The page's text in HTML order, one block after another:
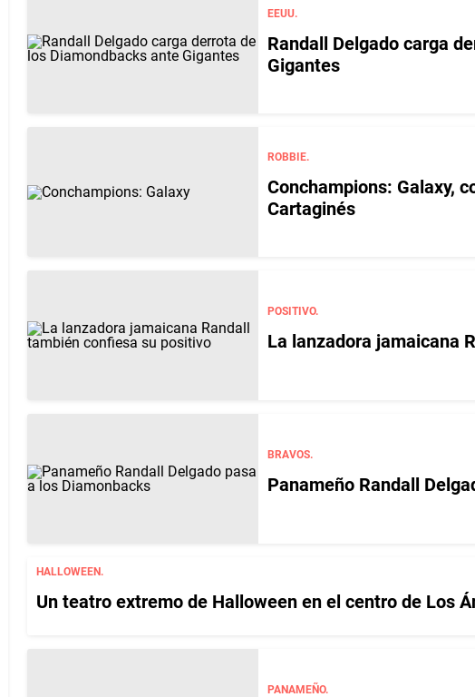
EEUU.
Randall Delgado carga
Gigantes
ROBBIE.
Conchampions: Galaxy,
Cartaginés
POSITIVO.
La lanzadora jamaicana
BRAVOS.
Panameño Randall
HALLOWEEN.
Un teatro extremo de Halloween en el centro de Los
PANAMEÑO.